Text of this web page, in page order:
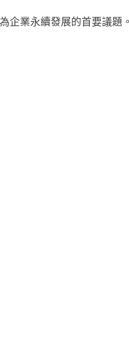
企業永續發展的首要議題